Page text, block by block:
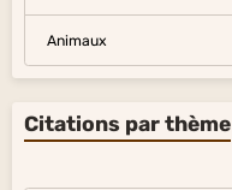
Animaux
Citations par thème